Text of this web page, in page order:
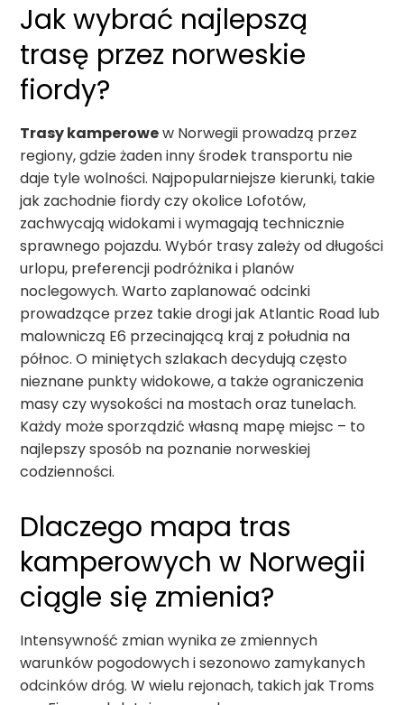
Jak wybrać najlepszą
trasę przez norweskie
fiordy?
Trasy kamperowew Norwegii prowadzą przez
regiony, gdzie żaden inny środek transportu nie
daje tyle wolności. Najpopularniejsze kierunki, takie
jak zachodnie fiordy czy okolice Lofotów,
zachwycają widokami i wymagają technicznie
sprawnego pojazdu. Wybór trasy zależy od długości
urlopu, preferencji podróżnika i planów
noclegowych. Warto zaplanować odcinki
prowadzące przez takie drogi jak Atlantic Road lub
malowniczą E6 przecinającą kraj z południa na
północ. O miniętych szlakach decydują często
nieznane punkty widokowe, a także ograniczenia
masy czy wysokości na mostach oraz tunelach.
Każdy może sporządzić własną mapę miejsc – to
najlepszy sposób na poznanie norweskiej
codzienności.
Dlaczego mapa tras
kamperowych w Norwegii
ciągle się zmienia?
Intensywność zmian wynika ze zmiennych
warunków pogodowych i sezonowo zamykanych
odcinków dróg. W wielu rejonach, takich jak Troms